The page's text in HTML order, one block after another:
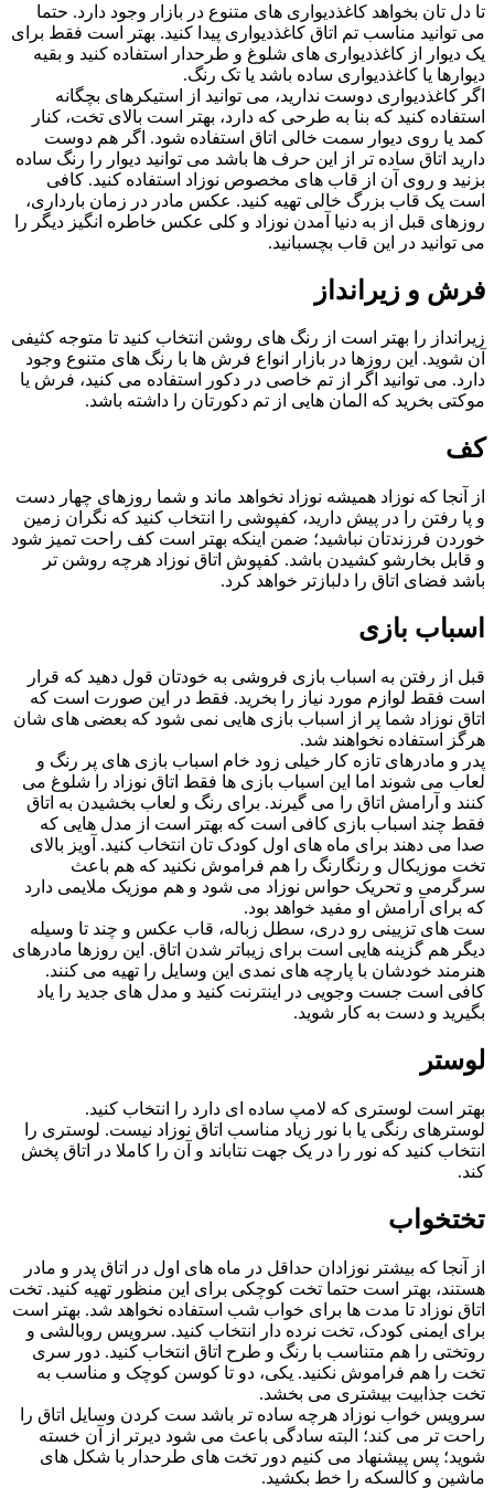
تا دل تان بخواهد کاغذدیواری های متنوع در بازار وجود دارد. حتما
می توانید مناسب تم اتاق کاغذدیواری پیدا کنید. بهتر است فقط برای
یک دیوار از کاغذدیواری های شلوغ و طرحدار استفاده کنید و بقیه
دیوارها یا کاغذدیواری ساده باشد یا تک رنگ.
اگر کاغذدیواری دوست ندارید، می توانید از استیکرهای بچگانه
استفاده کنید که بنا به طرحی که دارد، بهتر است بالای تخت، کنار
کمد یا روی دیوار سمت خالی اتاق استفاده شود. اگر هم دوست
دارید اتاق ساده تر از این حرف ها باشد می توانید دیوار را رنگ ساده
بزنید و روی آن از قاب های مخصوص نوزاد استفاده کنید. کافی
است یک قاب بزرگ خالی تهیه کنید. عکس مادر در زمان بارداری،
روزهای قبل از به دنیا آمدن نوزاد و کلی عکس خاطره انگیز دیگر را
می توانید در این قاب بچسبانید.
فرش و زیرانداز
زیرانداز را بهتر است از رنگ های روشن انتخاب کنید تا متوجه کثیفی
آن شوید. این روزها در بازار انواع فرش ها با رنگ های متنوع وجود
دارد. می توانید اگر از تم خاصی در دکور استفاده می کنید، فرش یا
موکتی بخرید که المان هایی از تم دکورتان را داشته باشد.
کف
از آنجا که نوزاد همیشه نوزاد نخواهد ماند و شما روزهای چهار دست
و پا رفتن را در پیش دارید، کفپوشی را انتخاب کنید که نگران زمین
خوردن فرزندتان نباشید؛ ضمن اینکه بهتر است کف راحت تمیز شود
و قابل بخارشو کشیدن باشد. کفپوش اتاق نوزاد هرچه روشن تر
باشد فضای اتاق را دلبازتر خواهد کرد.
اسباب بازی
قبل از رفتن به اسباب بازی فروشی به خودتان قول دهید که قرار
است فقط لوازم مورد نیاز را بخرید. فقط در این صورت است که
اتاق نوزاد شما پر از اسباب بازی هایی نمی شود که بعضی های شان
هرگز استفاده نخواهند شد.
پدر و مادرهای تازه کار خیلی زود خام اسباب بازی های پر رنگ و
لعاب می شوند اما این اسباب بازی ها فقط اتاق نوزاد را شلوغ می
کنند و آرامش اتاق را می گیرند. برای رنگ و لعاب بخشیدن به اتاق
فقط چند اسباب بازی کافی است که بهتر است از مدل هایی که
صدا می دهند برای ماه های اول کودک تان انتخاب کنید. آویز بالای
تخت موزیکال و رنگارنگ را هم فراموش نکنید که هم باعث
سرگرمی و تحریک حواس نوزاد می شود و هم موزیک ملایمی دارد
که برای آرامش او مفید خواهد بود.
ست های تزیینی رو دری، سطل زباله، قاب عکس و چند تا وسیله
دیگر هم گزینه هایی است برای زیباتر شدن اتاق. این روزها مادرهای
هنرمند خودشان با پارچه های نمدی این وسایل را تهیه می کنند.
کافی است جست وجویی در اینترنت کنید و مدل های جدید را یاد
بگیرید و دست به کار شوید.
لوستر
بهتر است لوستری که لامپ ساده ای دارد را انتخاب کنید.
لوسترهای رنگی یا با نور زیاد مناسب اتاق نوزاد نیست. لوستری را
انتخاب کنید که نور را در یک جهت نتاباند و آن را کاملا در اتاق پخش
کند.
تختخواب
از آنجا که بیشتر نوزادان حداقل در ماه های اول در اتاق پدر و مادر
هستند، بهتر است حتما تخت کوچکی برای این منظور تهیه کنید. تخت
اتاق نوزاد تا مدت ها برای خواب شب استفاده نخواهد شد. بهتر است
برای ایمنی کودک، تخت نرده دار انتخاب کنید. سرویس روبالشی و
روتختی را هم متناسب با رنگ و طرح اتاق انتخاب کنید. دور سری
تخت را هم فراموش نکنید. یکی، دو تا کوسن کوچک و مناسب به
تخت جذابیت بیشتری می بخشد.
سرویس خواب نوزاد هرچه ساده تر باشد ست کردن وسایل اتاق را
راحت تر می کند؛ البته سادگی باعث می شود دیرتر از آن خسته
شوید؛ پس پیشنهاد می کنیم دور تخت های طرحدار با شکل های
ماشین و کالسکه را خط بکشید.